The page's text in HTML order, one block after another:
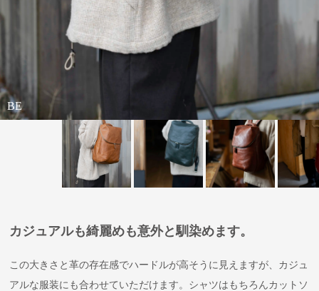
BE
NV
BR
WIN
BE
BK
カジュアルも綺麗めも意外と馴染めます。
この大きさと革の存在感でハードルが高そうに見えますが、カジュ
アルな服装にも合わせていただけます。シャツはもちろんカットソ